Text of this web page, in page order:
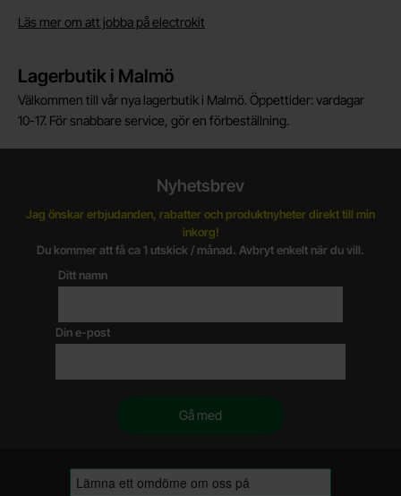
Läs mer om att jobba på electrokit
Lagerbutik i Malmö
Välkommen till vår nya lagerbutik i Malmö. Öppettider: vardagar
10-17. För snabbare service, gör en förbeställning.
Nyhetsbrev
Jag önskar erbjudanden, rabatter och produktnyheter direkt till min
inkorg!
Du kommer att få ca 1 utskick / månad. Avbryt enkelt när du vill.
Ditt namn
Din e-post